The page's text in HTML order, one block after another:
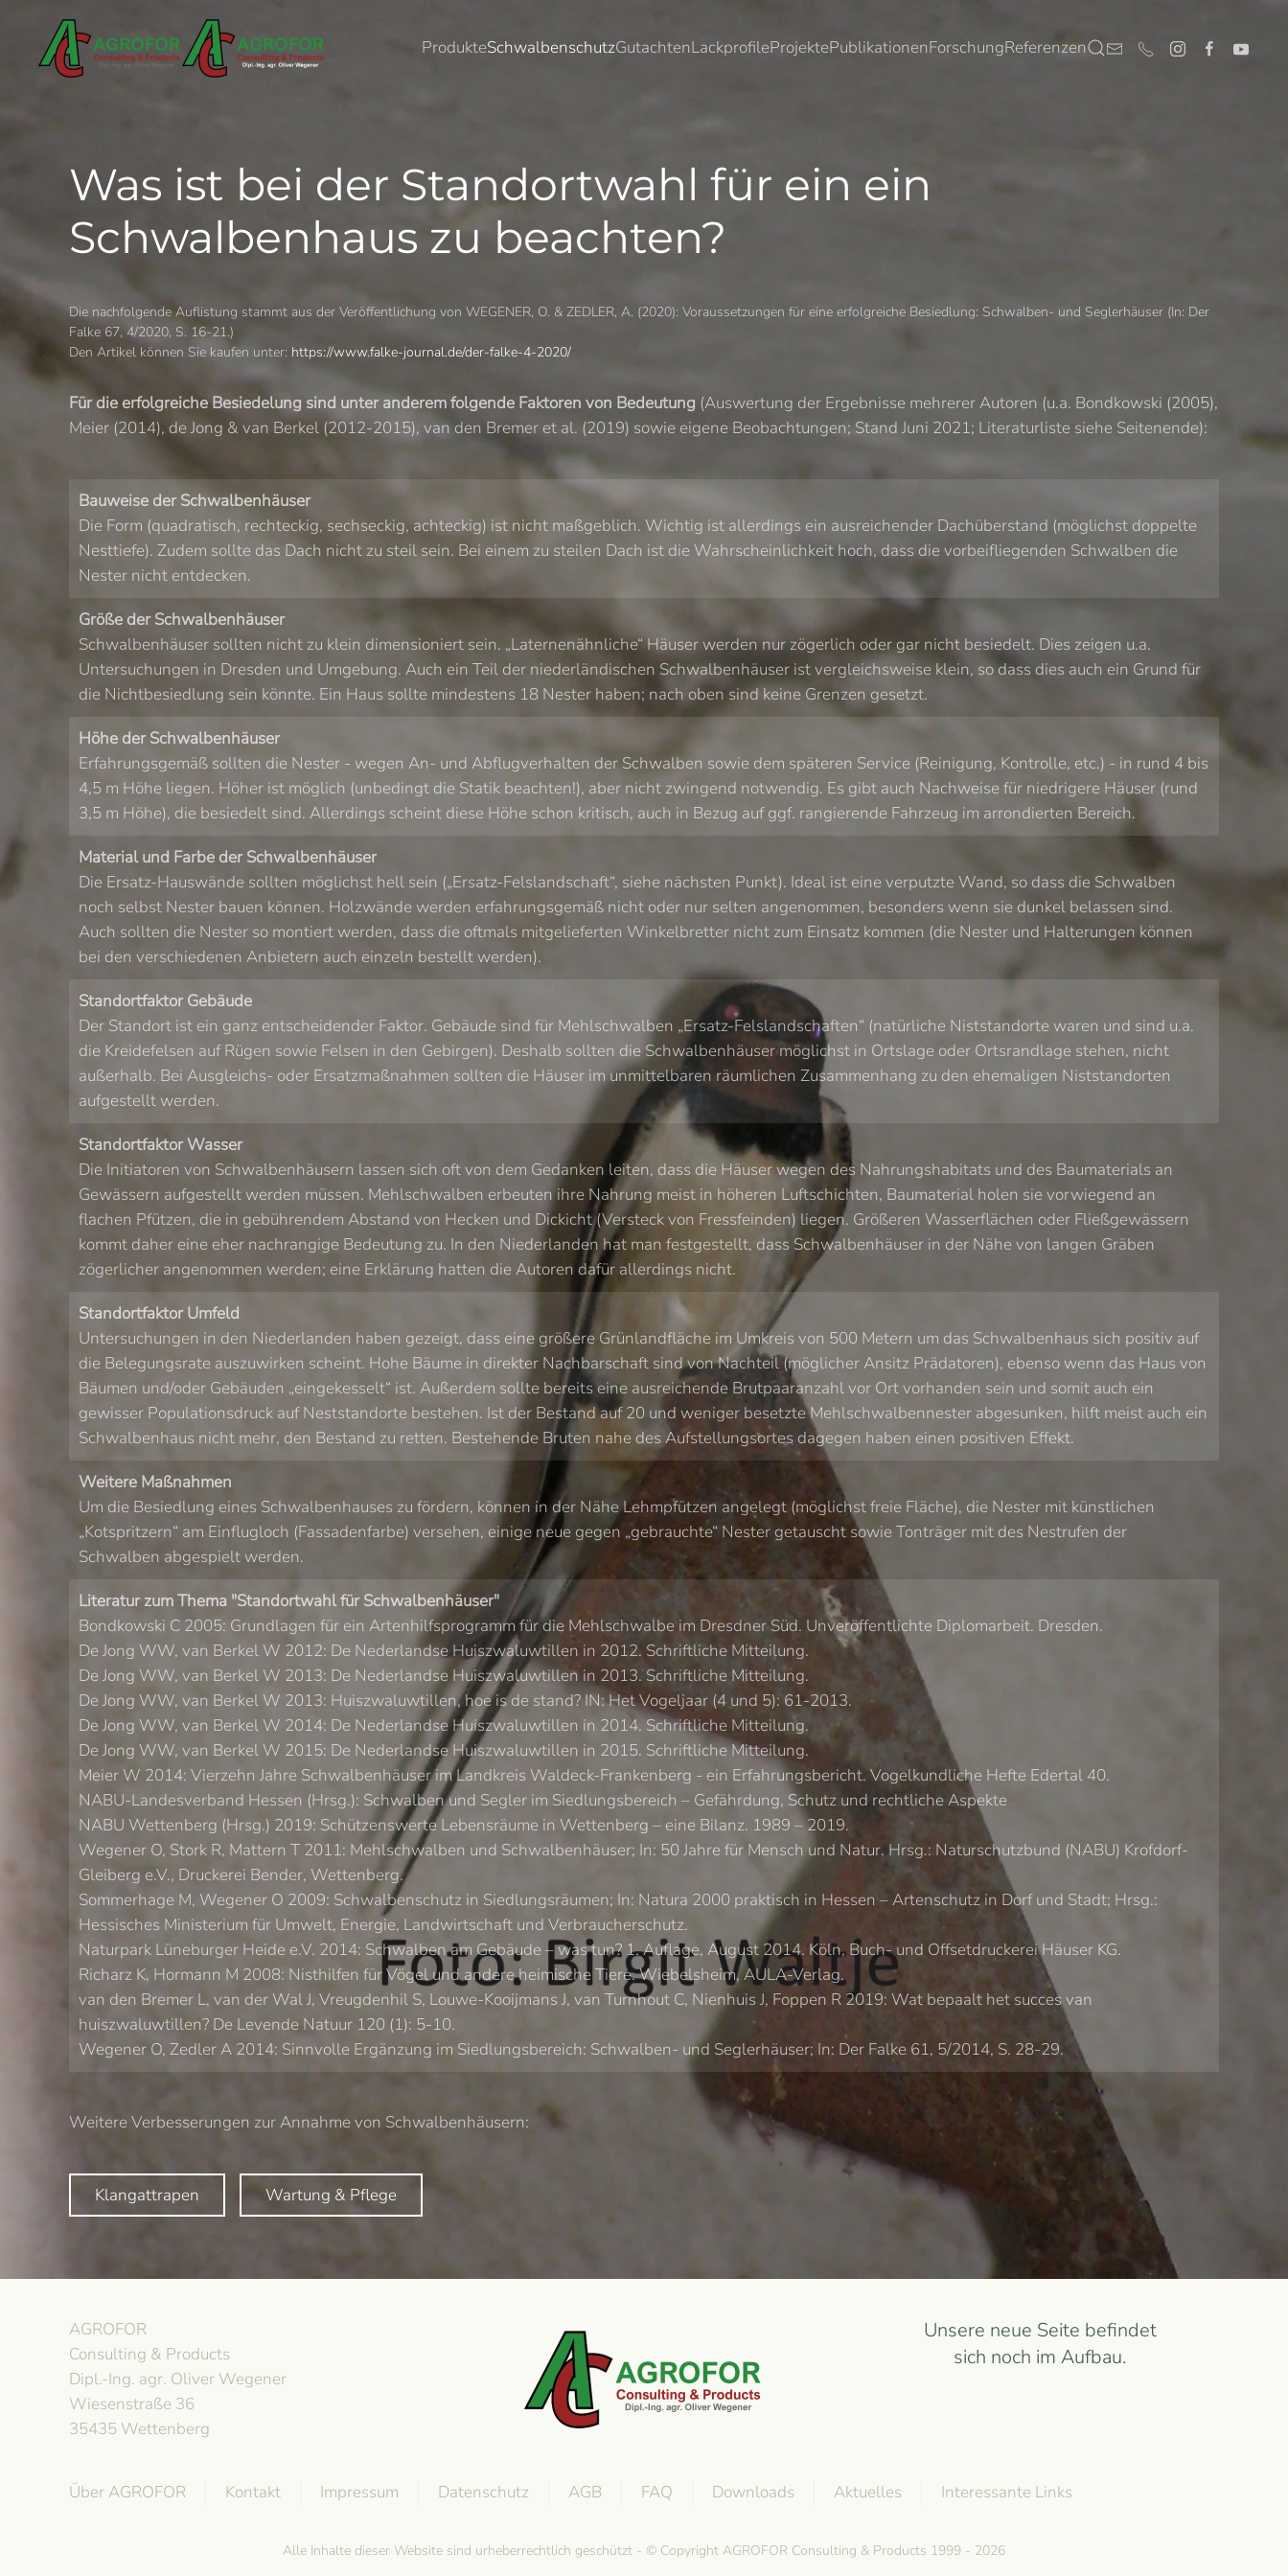
Skip to main content ProdukteSchwalbenschutzGutachtenLackprofileProjektePublikationenForschungReferenzen
Was ist bei der Standortwahl für ein ein
Schwalbenhaus zu beachten?
Die nachfolgende Auflistung stammt aus der Veröffentlichung von WEGENER, O. & ZEDLER, A. (2020): Voraussetzungen für eine erfolgreiche Besiedlung: Schwalben- und Seglerhäuser (In: Der
Falke 67, 4/2020, S. 16-21.)
Den Artikel können Sie kaufen unter: https://www.falke-journal.de/der-falke-4-2020/
Für die erfolgreiche Besiedelung sind unter anderem folgende Faktoren von Bedeutung (Auswertung der Ergebnisse mehrerer Autoren (u.a. Bondkowski (2005),
Meier (2014), de Jong & van Berkel (2012-2015), van den Bremer et al. (2019) sowie eigene Beobachtungen; Stand Juni 2021; Literaturliste siehe Seitenende):
Bauweise der Schwalbenhäuser
Die Form (quadratisch, rechteckig, sechseckig, achteckig) ist nicht maßgeblich. Wichtig ist allerdings ein ausreichender Dachüberstand (möglichst doppelte
Nesttiefe). Zudem sollte das Dach nicht zu steil sein. Bei einem zu steilen Dach ist die Wahrscheinlichkeit hoch, dass die vorbeifliegenden Schwalben die
Nester nicht entdecken.
Größe der Schwalbenhäuser
Schwalbenhäuser sollten nicht zu klein dimensioniert sein. „Laternenähnliche“ Häuser werden nur zögerlich oder gar nicht besiedelt. Dies zeigen u.a.
Untersuchungen in Dresden und Umgebung. Auch ein Teil der niederländischen Schwalbenhäuser ist vergleichsweise klein, so dass dies auch ein Grund für
die Nichtbesiedlung sein könnte. Ein Haus sollte mindestens 18 Nester haben; nach oben sind keine Grenzen gesetzt.
Höhe der Schwalbenhäuser
Erfahrungsgemäß sollten die Nester - wegen An- und Abflugverhalten der Schwalben sowie dem späteren Service (Reinigung, Kontrolle, etc.) - in rund 4 bis
4,5 m Höhe liegen. Höher ist möglich (unbedingt die Statik beachten!), aber nicht zwingend notwendig. Es gibt auch Nachweise für niedrigere Häuser (rund
3,5 m Höhe), die besiedelt sind. Allerdings scheint diese Höhe schon kritisch, auch in Bezug auf ggf. rangierende Fahrzeug im arrondierten Bereich.
Material und Farbe der Schwalbenhäuser
Die Ersatz-Hauswände sollten möglichst hell sein („Ersatz-Felslandschaft“, siehe nächsten Punkt). Ideal ist eine verputzte Wand, so dass die Schwalben
noch selbst Nester bauen können. Holzwände werden erfahrungsgemäß nicht oder nur selten angenommen, besonders wenn sie dunkel belassen sind.
Auch sollten die Nester so montiert werden, dass die oftmals mitgelieferten Winkelbretter nicht zum Einsatz kommen (die Nester und Halterungen können
bei den verschiedenen Anbietern auch einzeln bestellt werden).
Standortfaktor Gebäude
Der Standort ist ein ganz entscheidender Faktor. Gebäude sind für Mehlschwalben „Ersatz-Felslandschaften“ (natürliche Niststandorte waren und sind u.a.
die Kreidefelsen auf Rügen sowie Felsen in den Gebirgen). Deshalb sollten die Schwalbenhäuser möglichst in Ortslage oder Ortsrandlage stehen, nicht
außerhalb. Bei Ausgleichs- oder Ersatzmaßnahmen sollten die Häuser im unmittelbaren räumlichen Zusammenhang zu den ehemaligen Niststandorten
aufgestellt werden.
Standortfaktor Wasser
Die Initiatoren von Schwalbenhäusern lassen sich oft von dem Gedanken leiten, dass die Häuser wegen des Nahrungshabitats und des Baumaterials an
Gewässern aufgestellt werden müssen. Mehlschwalben erbeuten ihre Nahrung meist in höheren Luftschichten, Baumaterial holen sie vorwiegend an
flachen Pfützen, die in gebührendem Abstand von Hecken und Dickicht (Versteck von Fressfeinden) liegen. Größeren Wasserflächen oder Fließgewässern
kommt daher eine eher nachrangige Bedeutung zu. In den Niederlanden hat man festgestellt, dass Schwalbenhäuser in der Nähe von langen Gräben
zögerlicher angenommen werden; eine Erklärung hatten die Autoren dafür allerdings nicht.
Standortfaktor Umfeld
Untersuchungen in den Niederlanden haben gezeigt, dass eine größere Grünlandfläche im Umkreis von 500 Metern um das Schwalbenhaus sich positiv auf
die Belegungsrate auszuwirken scheint. Hohe Bäume in direkter Nachbarschaft sind von Nachteil (möglicher Ansitz Prädatoren), ebenso wenn das Haus von
Bäumen und/oder Gebäuden „eingekesselt“ ist. Außerdem sollte bereits eine ausreichende Brutpaaranzahl vor Ort vorhanden sein und somit auch ein
gewisser Populationsdruck auf Neststandorte bestehen. Ist der Bestand auf 20 und weniger besetzte Mehlschwalbennester abgesunken, hilft meist auch ein
Schwalbenhaus nicht mehr, den Bestand zu retten. Bestehende Bruten nahe des Aufstellungsortes dagegen haben einen positiven Effekt.
Weitere Maßnahmen
Um die Besiedlung eines Schwalbenhauses zu fördern, können in der Nähe Lehmpfützen angelegt (möglichst freie Fläche), die Nester mit künstlichen
„Kotspritzern“ am Einflugloch (Fassadenfarbe) versehen, einige neue gegen „gebrauchte“ Nester getauscht sowie Tonträger mit des Nestrufen der
Schwalben abgespielt werden.
Literatur zum Thema "Standortwahl für Schwalbenhäuser"
Bondkowski C 2005: Grundlagen für ein Artenhilfsprogramm für die Mehlschwalbe im Dresdner Süd. Unveröffentlichte Diplomarbeit. Dresden.
De Jong WW, van Berkel W 2012: De Nederlandse Huiszwaluwtillen in 2012. Schriftliche Mitteilung.
De Jong WW, van Berkel W 2013: De Nederlandse Huiszwaluwtillen in 2013. Schriftliche Mitteilung.
De Jong WW, van Berkel W 2013: Huiszwaluwtillen, hoe is de stand? IN: Het Vogeljaar (4 und 5): 61-2013.
De Jong WW, van Berkel W 2014: De Nederlandse Huiszwaluwtillen in 2014. Schriftliche Mitteilung.
De Jong WW, van Berkel W 2015: De Nederlandse Huiszwaluwtillen in 2015. Schriftliche Mitteilung.
Meier W 2014: Vierzehn Jahre Schwalbenhäuser im Landkreis Waldeck-Frankenberg - ein Erfahrungsbericht. Vogelkundliche Hefte Edertal 40.
NABU-Landesverband Hessen (Hrsg.): Schwalben und Segler im Siedlungsbereich – Gefährdung, Schutz und rechtliche Aspekte
NABU Wettenberg (Hrsg.) 2019: Schützenswerte Lebensräume in Wettenberg – eine Bilanz. 1989 – 2019.
Wegener O, Stork R, Mattern T 2011: Mehlschwalben und Schwalbenhäuser; In: 50 Jahre für Mensch und Natur. Hrsg.: Naturschutzbund (NABU) Krofdorf-
Gleiberg e.V., Druckerei Bender, Wettenberg.
Sommerhage M, Wegener O 2009: Schwalbenschutz in Siedlungsräumen; In: Natura 2000 praktisch in Hessen – Artenschutz in Dorf und Stadt; Hrsg.:
Hessisches Ministerium für Umwelt, Energie, Landwirtschaft und Verbraucherschutz.
Naturpark Lüneburger Heide e.V. 2014: Schwalben am Gebäude – was tun? 1. Auflage, August 2014. Köln, Buch- und Offsetdruckerei Häuser KG.
Richarz K, Hormann M 2008: Nisthilfen für Vögel und andere heimische Tiere. Wiebelsheim, AULA-Verlag.
van den Bremer L, van der Wal J, Vreugdenhil S, Louwe-Kooijmans J, van Turnhout C, Nienhuis J, Foppen R 2019: Wat bepaalt het succes van
huiszwaluwtillen? De Levende Natuur 120 (1): 5-10.
Wegener O, Zedler A 2014: Sinnvolle Ergänzung im Siedlungsbereich: Schwalben- und Seglerhäuser; In: Der Falke 61, 5/2014, S. 28-29.
Weitere Verbesserungen zur Annahme von Schwalbenhäusern:
Klangattrapen Wartung & Pflege
AGROFOR
Consulting & Products
Dipl.-Ing. agr. Oliver Wegener
Wiesenstraße 36
35435 Wettenberg
Unsere neue Seite befindet
sich noch im Aufbau.
Über AGROFOR Kontakt Impressum Datenschutz AGB FAQ Downloads Aktuelles Interessante Links
Alle Inhalte dieser Website sind urheberrechtlich geschützt - © Copyright AGROFOR Consulting & Products 1999 - 2026